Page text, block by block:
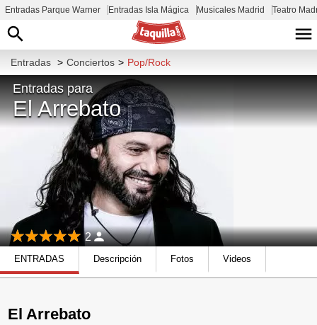
Entradas Parque Warner Entradas Isla Mágica Musicales Madrid Teatro
Entradas > Conciertos > Pop/Rock
Entradas para
El Arrebato
2
ENTRADAS Descripción Fotos Videos
El Arrebato